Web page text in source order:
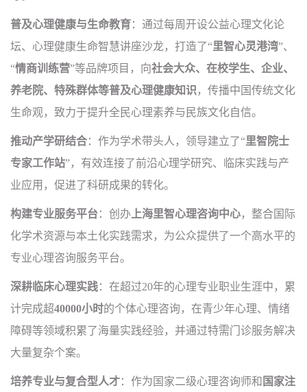
普及心理健康与生命教育：通过每周开设公益心理文化论
坛、心理健康生命智慧讲座沙龙，打造了“里智心灵港湾”、
“情商训练营”等品牌项目，向社会大众、在校学生、企业、
养老院、特殊群体等普及心理健康知识 ，传播中国传统文化
生命观，致力于提升全民心理素养与民族文化自信。
推动产学研结合：作为学术带头人，领导建立了“里智院士
专家工作站”，有效连接了前沿心理学研究、临床实践与产
业应用，促进了科研成果的转化。
构建专业服务平台：创办 上海里智心理咨询中心，整合国际
化学术资源与本土化实践需求，为公众提供了一个高水平的
专业心理咨询服务平台。
深耕临床心理实践：在超过20年的心理专业职业生涯中，累
计完成超40000小时的个体心理咨询，在青少年心理、情绪
障碍等领域积累了海量实践经验，并通过特需门诊服务解决
大量复杂个案。
培养专业与复合型人才：作为国家二级心理咨询师和 国家注